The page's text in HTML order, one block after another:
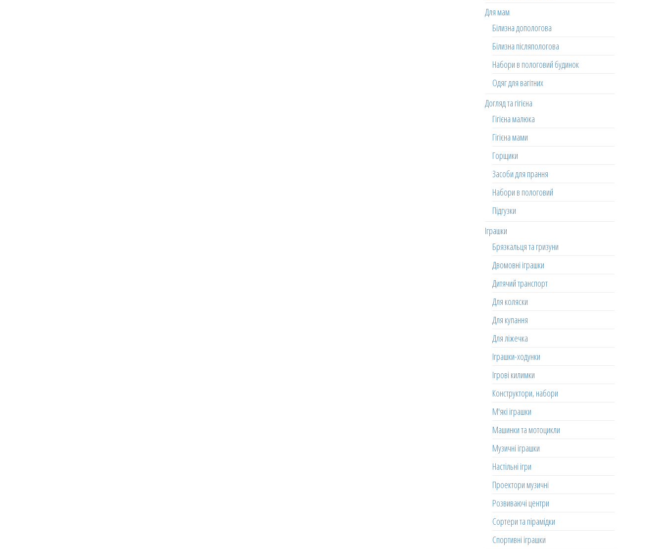
Для мам
Білизна допологова
Білизна післяпологова
Набори в пологовий будинок
Одяг для вагітних
Догляд та гігієна
Гігієна малюка
Гігієна мами
Горщики
Засоби для прання
Набори в пологовий
Підгузки
Іграшки
Брязкальця та гризуни
Двомовні іграшки
Дитячий транспорт
Для коляски
Для купання
Для ліжечка
Іграшки-ходунки
Ігрові килимки
Конструктори, набори
М'які іграшки
Машинки та мотоцикли
Музичні іграшки
Настільні ігри
Проектори музичні
Розвиваючі центри
Сортери та пірамідки
Спортивні іграшки